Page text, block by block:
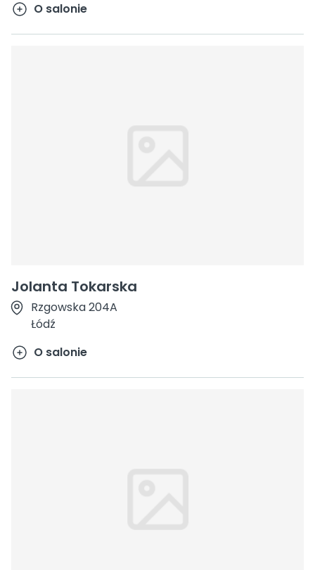
O salonie
Jolanta Tokarska
Rzgowska 204A
Łódź
O salonie